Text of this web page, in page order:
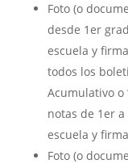
Foto (o
desde 1er
escuela y
todos los
Acumulativo o
notas de 1er
escuela y
Foto (o